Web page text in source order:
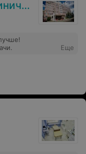
, заметила
выкрутила
раньше
ребенка это
4
почему на
у нас очень
Еще